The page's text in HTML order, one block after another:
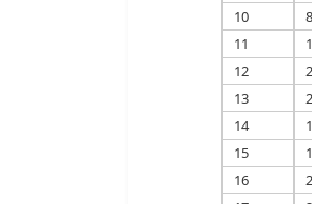
10
8
11
12
13
14
15
16